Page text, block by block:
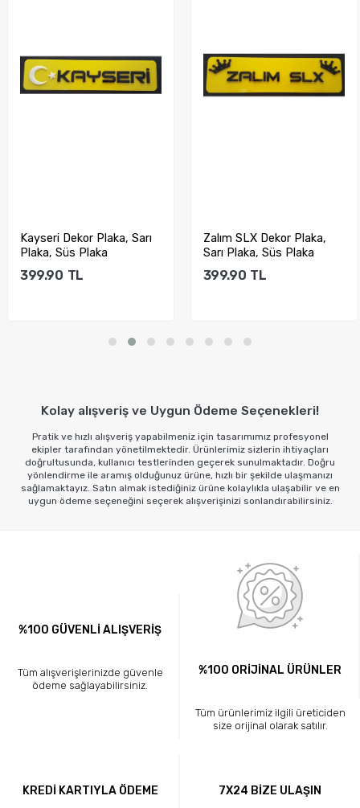
Kayseri Dekor Plaka, Sarı
Plaka, Süs Plaka
399.90 TL
Zalım SLX Dekor Plaka,
Sarı Plaka, Süs Plaka
399.90 TL
Kolay alışveriş ve Uygun Ödeme Seçenekleri!
Pratik ve hızlı alışveriş yapabilmeniz için tasarımımız profesyonel
ekipler tarafından yönetilmektedir. Ürünlerimiz sizlerin ihtiyaçları
doğrultusunda, kullanıcı testlerinden geçerek sunulmaktadır. Doğru
yönlendirme ile aramış olduğunuz ürüne, hızlı bir şekilde ulaşmanızı
sağlamaktayız. Satın almak istediğiniz ürüne kolaylıkla ulaşabilir ve en
uygun ödeme seçeneğini seçerek alışverişinizi sonlandırabilirsiniz.
%100 GÜVENLİ ALIŞVERİŞ
Tüm alışverişlerinizde güvenle
ödeme sağlayabilirsiniz.
%100 ORİJİNAL ÜRÜNLER
Tüm ürünlerimiz ilgili üreticiden
size orijinal olarak satılır.
KREDİ KARTIYLA ÖDEME 7X24 BİZE ULAŞIN